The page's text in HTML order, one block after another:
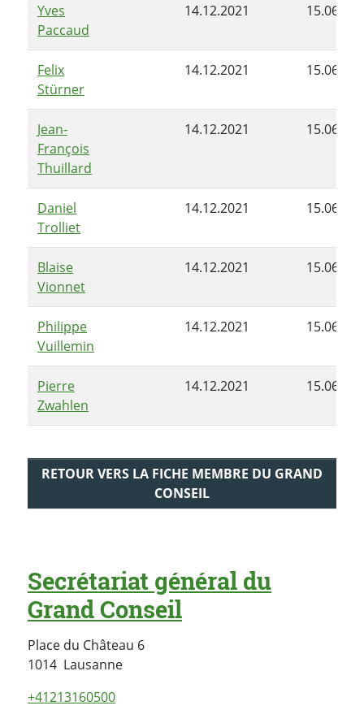
Yves
Paccaud
14.12.2021
Felix
Stürner
14.12.2021
Jean-
François
Thuillard
14.12.2021
Daniel
Trolliet
14.12.2021
Blaise
Vionnet
14.12.2021
Philippe
Vuillemin
14.12.2021
Pierre
Zwahlen
14.12.2021
RETOUR VERS LA FICHE MEMBRE DU GRAND
CONSEIL
Secrétariat général du
Grand Conseil
Place du Château 6
1014 LausanneSuisse
+41213160500